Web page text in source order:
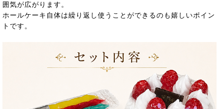
囲気が広がります。
ホールケーキ自体は繰り返し使うことができるのも嬉しいポイン
トです。